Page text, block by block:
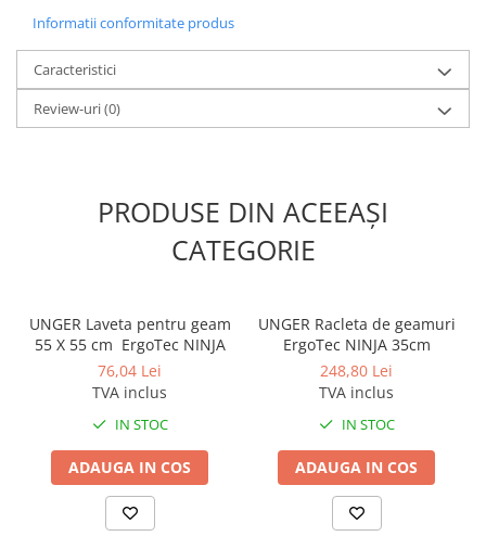
Informatii conformitate produs
Caracteristici
Review-uri(0)
PRODUSE DIN ACEEAȘI
CATEGORIE
UNGER Laveta pentru geam
55 X 55 cm ErgoTec NINJA
76,04 Lei
TVA inclus
IN STOC
ADAUGA IN COS
UNGER Racleta de geamuri
ErgoTec NINJA 35cm
248,80 Lei
TVA inclus
IN STOC
ADAUGA IN COS